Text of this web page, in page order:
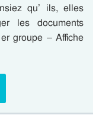
qu’ ils, elles
les documents
groupe – Affiche